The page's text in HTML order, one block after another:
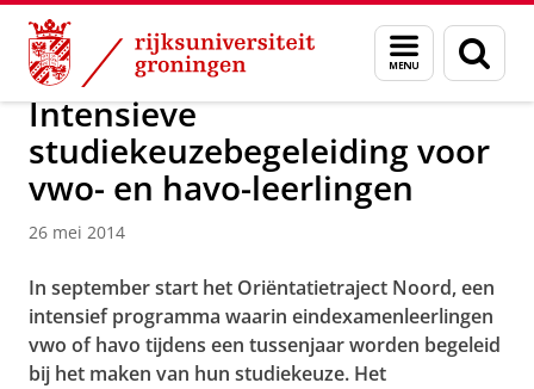
Skip
Content
Skip
Navigation
Menu
en
zoeken
Over ons Actueel Nieuws Nieuwsberichten
Intensieve
studiekeuzebegeleiding voor
vwo- en havo-leerlingen
26 mei 2014
In september start het Oriëntatietraject Noord, een
intensief programma waarin eindexamenleerlingen
vwo of havo tijdens een tussenjaar worden begeleid
bij het maken van hun studiekeuze. Het